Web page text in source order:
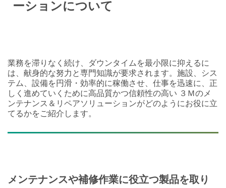
ーションについて
業務を滞りなく続け、ダウンタイムを最小限に抑えるに
は、献身的な努力と専門知識が要求されます。施設、シス
テム、設備を円滑・効率的に稼働させ、仕事を迅速に、正
しく進めていくために高品質かつ信頼性の高い ３Ｍのメ
ンテナンス＆リペアソリューションがどのようにお役に立
てるかをご紹介します。
メンテナンスや補修作業に役立つ製品を取り